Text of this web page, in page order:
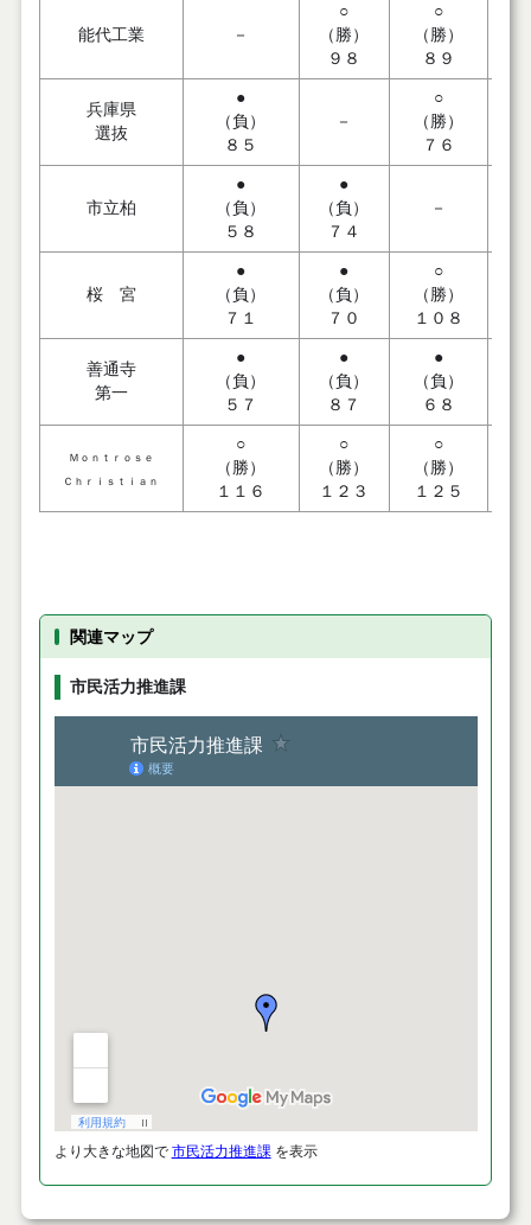
能代工業 －
○
（勝）
９８
○
（勝）
８９
兵庫県
選抜
●
（負）
８５
－
○
（勝）
７６
市立柏
●
（負）
５８
●
（負）
７４
－
桜 宮
●
（負）
７１
●
（負）
７０
○
（勝）
１０８
善通寺
第一
●
（負）
５７
●
（負）
８７
●
（負）
６８
Ｍｏｎｔｒｏｓｅ
Ｃｈｒｉｓｔｉａｎ
○
（勝）
１１６
○
（勝）
１２３
○
（勝）
１２５
関連マップ
市民活力推進課
より大きな地図で 市民活力推進課 を表示